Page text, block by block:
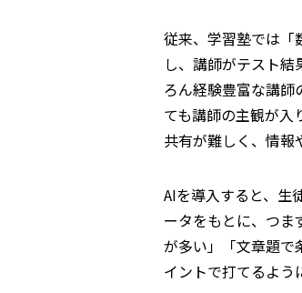
従来、学習塾では「
し、講師がテスト
ろん経験豊富な講師
ても講師の主観が入
共有が難しく、情報
AIを導入すると、生
ータをもとに、つま
が多い」「文章題で
イントで打てるよう